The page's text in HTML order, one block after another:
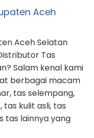
Aceh
Aceh Selatan
Tas
Salam kenal kami
berbagai macam
tas selempang,
kulit asli, tas
tas lainnya yang